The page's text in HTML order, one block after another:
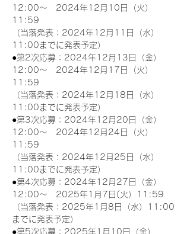
12:00～　2024年12月10日（火）
11:59
（当落発表：2024年12月11日（水）
11:00までに発表予定）
●第2次応募：2024年12月13日（金）
12:00～　2024年12月17日（火）
11:59
（当落発表：2024年12月18日（水）
11:00までに発表予定）
●第3次応募：2024年12月20日（金）
12:00～　2024年12月24日（火）
11:59
（当落発表：2024年12月25日（水）
11:00までに発表予定）
●第4次応募：2024年12月27日（金）
12:00～　2025年1月7日(火）11:59
（当落発表：2025年1月8日（水）11:00
までに発表予定）
●第5次応募：2025年1月10日（金）